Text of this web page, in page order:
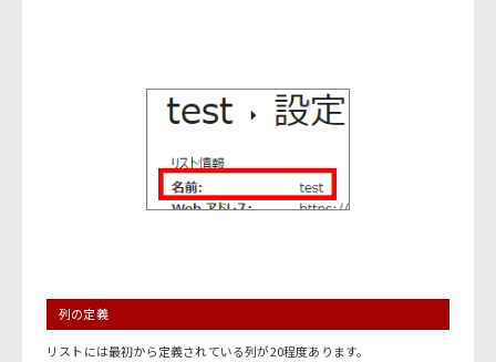
列の定義
リストには最初から定義されている列が20程度あります。